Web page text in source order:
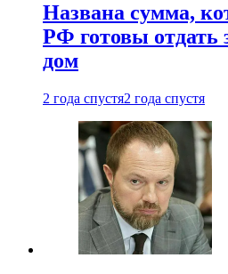
Названа сумма,
РФ готовы отдать
дом
2 года спустя2 года спустя